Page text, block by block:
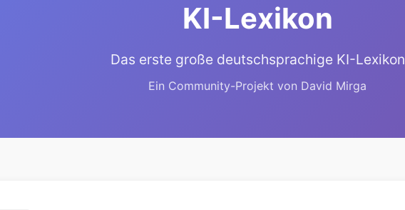
KI-Lexikon
Das erste große deutschsprachige KI-Lexikon
Ein Community-Projekt von David Mirga